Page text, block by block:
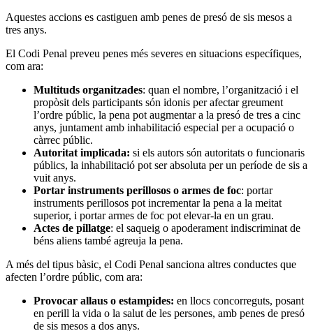
Aquestes accions es castiguen amb penes de presó de sis mesos a
tres anys.
El Codi Penal preveu penes més severes en situacions específiques,
com ara:
Multituds organitzades: quan el nombre, l’organització i el
propòsit dels participants són idonis per afectar greument
l’ordre públic, la pena pot augmentar a la presó de tres a cinc
anys, juntament amb inhabilitació especial per a ocupació o
càrrec públic.
Autoritat implicada: si els autors són autoritats o funcionaris
públics, la inhabilitació pot ser absoluta per un període de sis a
vuit anys.
Portar instruments perillosos o armes de foc: portar
instruments perillosos pot incrementar la pena a la meitat
superior, i portar armes de foc pot elevar-la en un grau.
Actes de pillatge: el saqueig o apoderament indiscriminat de
béns aliens també agreuja la pena.
A més del tipus bàsic, el Codi Penal sanciona altres conductes que
afecten l’ordre públic, com ara:
Provocar allaus o estampides: en llocs concorreguts, posant
en perill la vida o la salut de les persones, amb penes de presó
de sis mesos a dos anys.